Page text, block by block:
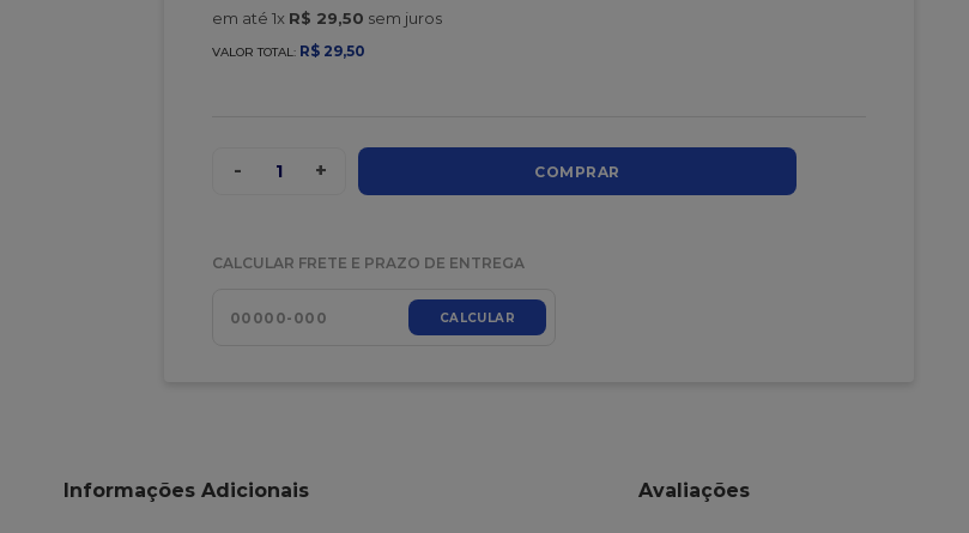
em até 1x R$ 29,50 sem juros
VALOR TOTAL: R$ 29,50
- 1 + COMPRAR
CALCULAR FRETE E PRAZO DE ENTREGA
CALCULAR
Informações Adicionais Avaliações